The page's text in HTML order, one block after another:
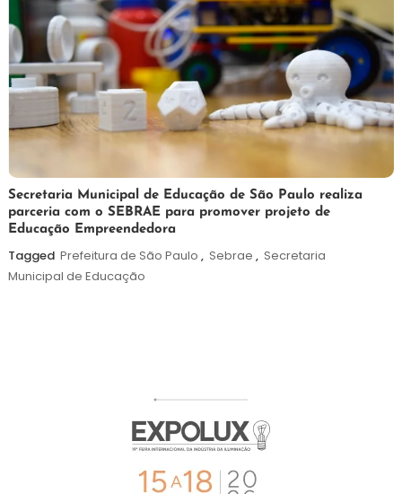
5
de
agosto
de
2026
Maurilio
Secretaria Municipal de Educação de São Paulo realiza
parceria com o SEBRAE para promover projeto de
Educação Empreendedora
Tagged Prefeitura de São Paulo , Sebrae , Secretaria
Municipal de Educação